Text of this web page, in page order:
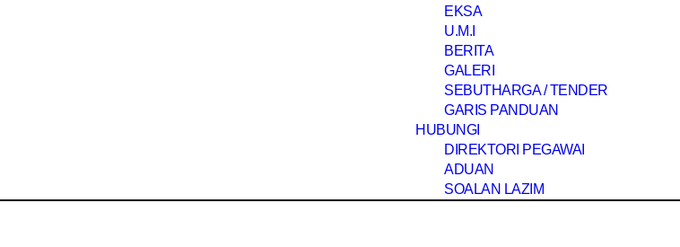
EKSA
U.M.I
BERITA
GALERI
SEBUTHARGA / TENDER
GARIS PANDUAN
HUBUNGI
DIREKTORI PEGAWAI
ADUAN
SOALAN LAZIM